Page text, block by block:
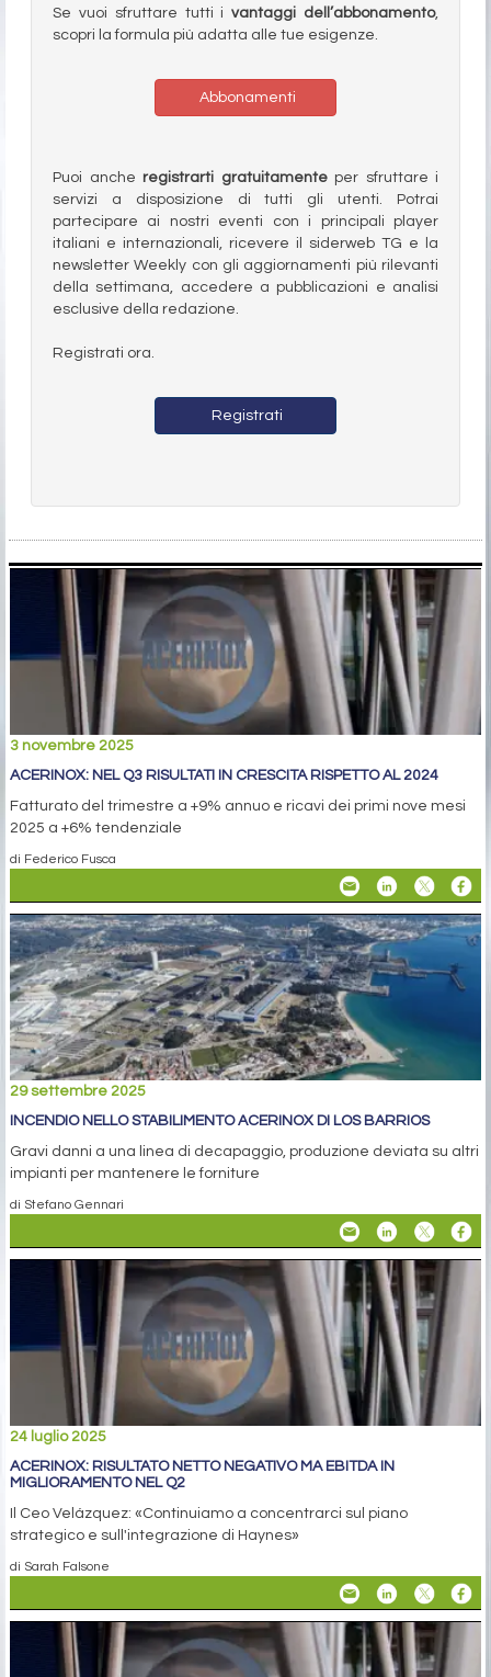
Se vuoi sfruttare tutti ivantaggi dell’abbonamento,
scopri la formula più adatta alle tue esigenze.
Abbonamenti
Puoi anche registrarti gratuitamenteper sfruttare i
servizi a disposizione di tutti gli utenti. Potrai
partecipare ai nostri eventi con i principali player
italiani e internazionali, ricevere il siderweb TG e la
newsletter Weekly con gli aggiornamenti più rilevanti
della settimana, accedere a pubblicazioni e analisi
esclusive della redazione.
Registrati ora.
Registrati
3 novembre 2025
ACERINOX: NEL Q3 RISULTATI IN CRESCITA RISPETTO AL 2024
Fatturato del trimestre a +9% annuo e ricavi dei primi nove mesi
2025 a +6% tendenziale
di Federico Fusca
29 settembre 2025
INCENDIO NELLO STABILIMENTO ACERINOX DI LOS BARRIOS
Gravi danni a una linea di decapaggio, produzione deviata su altri
impianti per mantenere le forniture
di Stefano Gennari
24 luglio 2025
ACERINOX: RISULTATO NETTO NEGATIVO MA EBITDA IN
MIGLIORAMENTO NEL Q2
Il Ceo Velázquez: «Continuiamo a concentrarci sul piano
strategico e sull'integrazione di Haynes»
di Sarah Falsone